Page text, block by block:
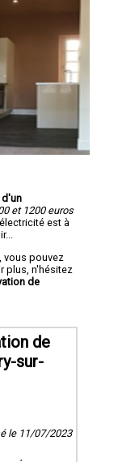
et 1200 euros
est à
vous pouvez
plus, n'hésitez
de
de
sur-
le 11/07/2023